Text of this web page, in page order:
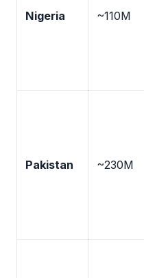
Nigeria ~110M
Pakistan ~230M